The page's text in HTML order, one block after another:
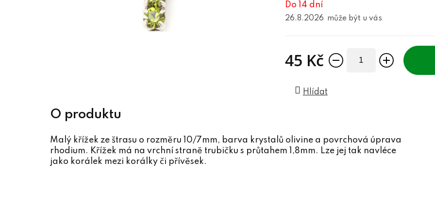
Do 14 dní
26.8.2026
45 Kč
Hlídat
Malý křížek ze štrasu o rozměru 10/7mm, barva krystalů olivine a povrchová úprava
rhodium. Křížek má na vrchní straně trubičku s průtahem 1,8mm. Lze jej tak navléce
jako korálek mezi korálky či přívěsek.